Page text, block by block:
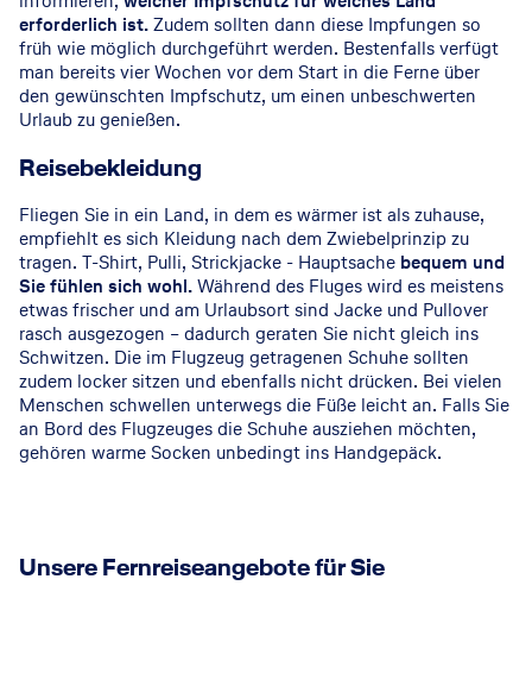
erforderlich ist.Zudem sollten dann diese Impfungen so
früh wie möglich durchgeführt werden. Bestenfalls verfügt
man bereits vier Wochen vor dem Start in die Ferne über
den gewünschten Impfschutz, um einen unbeschwerten
Urlaub zu genießen.
Reisebekleidung
Fliegen Sie in ein Land, in dem es wärmer ist als zuhause,
empfiehlt es sich Kleidung nach dem Zwiebelprinzip zu
tragen. T-Shirt, Pulli, Strickjacke - Hauptsache bequem und
Sie fühlen sich wohl.Während des Fluges wird es meistens
etwas frischer und am Urlaubsort sind Jacke und Pullover
rasch ausgezogen – dadurch geraten Sie nicht gleich ins
Schwitzen. Die im Flugzeug getragenen Schuhe sollten
zudem locker sitzen und ebenfalls nicht drücken. Bei vielen
Menschen schwellen unterwegs die Füße leicht an. Falls Sie
an Bord des Flugzeuges die Schuhe ausziehen möchten,
gehören warme Socken unbedingt ins Handgepäck.
Unsere Fernreiseangebote für Sie